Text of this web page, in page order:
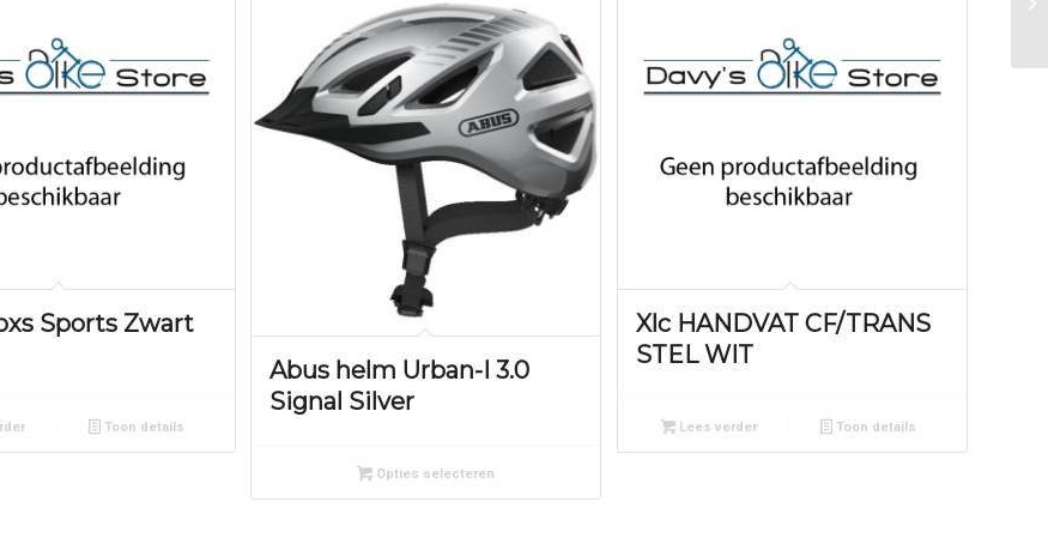
Sports Zwart
Toon details
Abus helm Urban-I 3.0
Signal Silver
Opties selecteren
Xlc HANDVAT CF/TRANS
STEL WIT
Lees verder Toon details